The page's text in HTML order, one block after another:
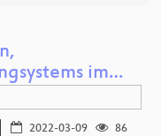
im…
2022-03-09
86